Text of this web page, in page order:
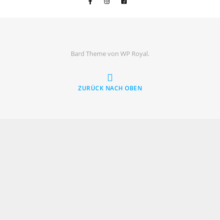
Bard Theme von WP Royal.
ZURÜCK NACH OBEN